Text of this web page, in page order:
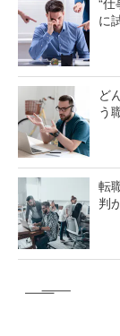
に
ど
う
転
判